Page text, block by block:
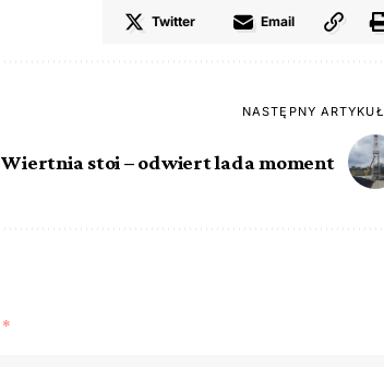
Twitter Email
NASTĘPNY ARTYKUŁ
Wiertnia stoi – odwiert lada moment
*